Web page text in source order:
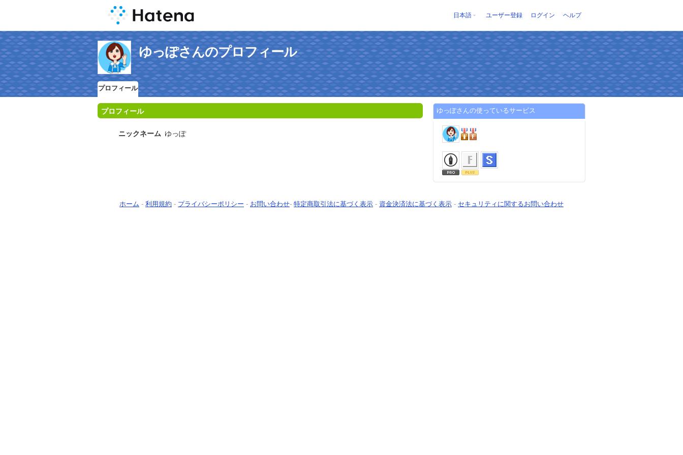
日本語 ユーザー登録 ログイン ヘルプ
ゆっぽさんのプロフィール
プロフィール
プロフィール
ニックネーム ゆっぽ
ゆっぽさんの使っているサービス
ホーム - 利用規約 - プライバシーポリシー - お問い合わせ- 特定商取引法に基づく表示 - 資金決済法に基づく表示 - セキュリティに関するお問い合わせ